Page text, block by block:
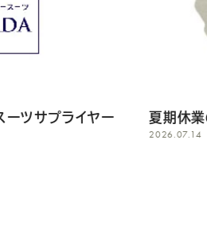
お知らせ